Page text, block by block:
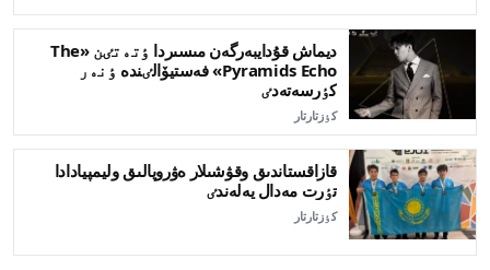
ديماش قۇدايبەرگەن مىسىردا ٶتەتٸن «The
Pyramids Echo» فەستيۆالٸندە ٶنەر
كٶرسەتەدٸ
كٶزتارتار
قازاقستاندىق وقۋشىلار ەۋروپالىق وليمپيادادا
تٶرت مەدال يەلەندٸ
كٶزتارتار